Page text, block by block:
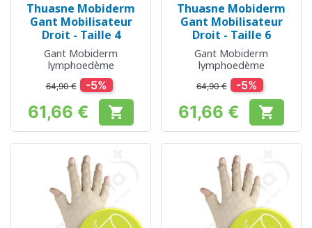
Thuasne Mobiderm
Gant Mobilisateur
Droit - Taille 4
Gant Mobiderm
lymphoedème
64,90 € -5%
Prix
61,66 € 
Thuasne Mobiderm
Gant Mobilisateur
Droit - Taille 6
Gant Mobiderm
lymphoedème
64,90 € -5%
Prix
61,66 € 